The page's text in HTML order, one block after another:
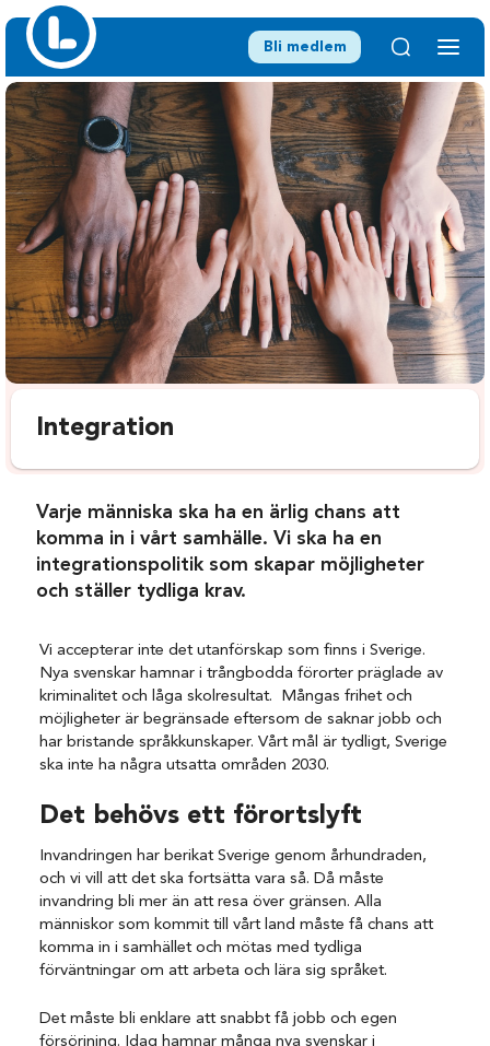
Bli medlem
Integration
Varje människa ska ha en ärlig chans att
komma in i vårt samhälle. Vi ska ha en
integrationspolitik som skapar möjligheter
och ställer tydliga krav.
Vi accepterar inte det utanförskap som finns i Sverige.
Nya svenskar hamnar i trångbodda förorter präglade av
kriminalitet och låga skolresultat. Mångas frihet och
möjligheter är begränsade eftersom de saknar jobb och
har bristande språkkunskaper. Vårt mål är tydligt, Sverige
ska inte ha några utsatta områden 2030.
Det behövs ett förortslyft
Invandringen har berikat Sverige genom århundraden,
och vi vill att det ska fortsätta vara så. Då måste
invandring bli mer än att resa över gränsen. Alla
människor som kommit till vårt land måste få chans att
komma in i samhället och mötas med tydliga
förväntningar om att arbeta och lära sig språket.
Det måste bli enklare att snabbt få jobb och egen
försörjning. Idag hamnar många nya svenskar i